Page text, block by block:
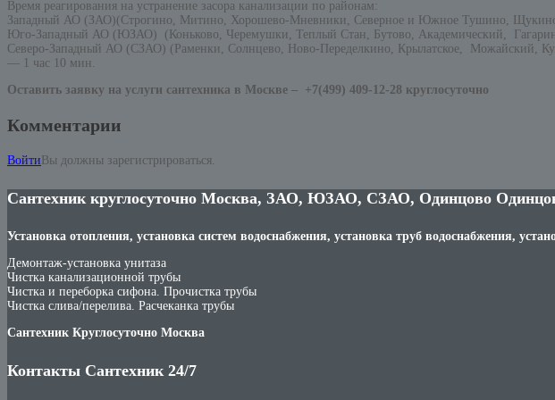
Время реагирования на устранение засора канализации по районам:
Западный АО (ЗАО)(Строгино, Митино, Хорошево-Мневники, Северное и Южное Тушино,
Юго-Западный АО (ЮЗАО) (Коньково, Черемушки, Теплый Стан, Бутово, Академический,
Северо-Западный АО (СЗАО) (Раменки, Солнцево, Ново-Переделкино, Крылатское, Можайский,
— 1 час 10 мин.
Оставить заявку на услуги сантехника в Москве – +7(499) 409-12-28 круглосуточно
Комментарии
Войти Вы должны зарегистрироваться.
Сантехник круглосуточно Москва, ЗАО, ЮЗАО, СЗАО, Одинцово
Установка отопления, установка систем водоснабжения, установка труб водоснабжения,
Демонтаж-установка унитаза
Чистка канализационной трубы
Чистка и переборка сифона. Прочистка трубы
Чистка слива/перелива. Расчеканка трубы
Сантехник Круглосуточно Москва
Контакты Сантехник 24/7